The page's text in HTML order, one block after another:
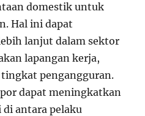
domestik untuk
Hal ini dapat
lanjut dalam sektor
lapangan kerja,
pengangguran.
dapat meningkatkan
di antara pelaku